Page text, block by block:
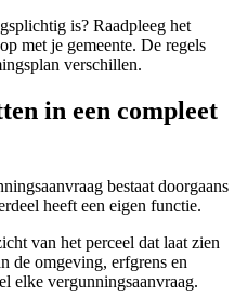
is? Raadpleeg het
met je gemeente. De regels
verschillen.
in een compleet
bestaat doorgaans
heeft een eigen functie.
van het perceel dat laat zien
de omgeving, erfgrens en
elke vergunningsaanvraag.